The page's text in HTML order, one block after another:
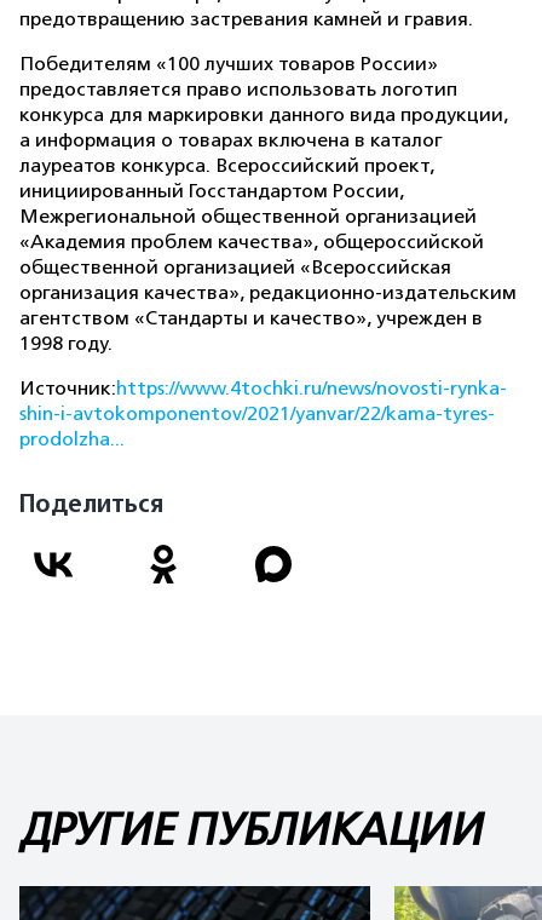
предотвращению застревания камней и гравия.
Победителям «100 лучших товаров России»
предоставляется право использовать логотип
конкурса для маркировки данного вида продукции,
а информация о товарах включена в каталог
лауреатов конкурса. Всероссийский проект,
инициированный Госстандартом России,
Межрегиональной общественной организацией
«Академия проблем качества», общероссийской
общественной организацией «Всероссийская
организация качества», редакционно-издательским
агентством «Стандарты и качество», учрежден в
1998 году.
Источник:https://www.4tochki.ru/news/novosti-rynka-
shin-i-avtokomponentov/2021/yanvar/22/kama-tyres-
prodolzha...
Поделиться
ДРУГИЕ ПУБЛИКАЦИИ